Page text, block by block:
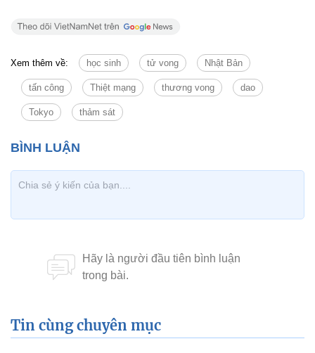
Xem thêm về: học sinh tử vong Nhật Bản
tấn công Thiệt mạng thương vong dao
Tokyo thảm sát
Tin cùng chuyên mục